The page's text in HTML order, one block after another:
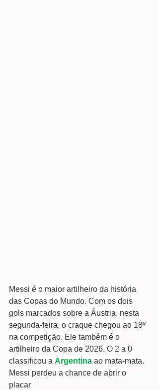
Messi é o maior artilheiro da história
das Copas do Mundo. Com os dois
gols marcados sobre a Áustria, nesta
segunda-feira, o craque chegou ao 18º
na competição. Ele também é o
artilheiro da Copa de 2026. O 2 a 0
classificou a Argentina ao mata-mata.
Messi perdeu a chance de abrir o
placar